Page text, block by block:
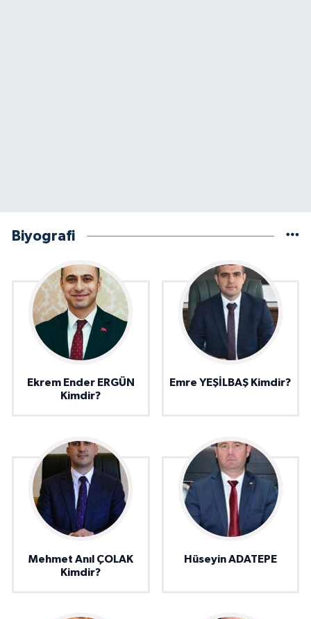
Biyografi
Ekrem Ender ERGÜN
Kimdir?
Emre YEŞİLBAŞ Kimdir?
Mehmet Anıl ÇOLAK
Kimdir?
Hüseyin ADATEPE